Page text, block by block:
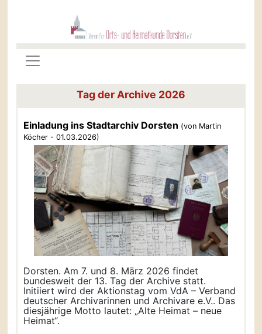
Tag der Archive 2026
Einladung ins Stadtarchiv Dorsten (von Martin
Köcher - 01.03.2026)
Dorsten. Am 7. und 8. März 2026 findet
bundesweit der 13. Tag der Archive statt.
Initiiert wird der Aktionstag vom VdA – Verband
deutscher Archivarinnen und Archivare e.V.. Das
diesjährige Motto lautet: „Alte Heimat – neue
Heimat“.